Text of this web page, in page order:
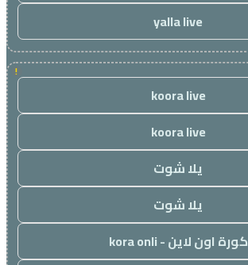
yalla live
!
koora live
koora live
يلا شوت
يلا شوت
كورة اون لاين - kora onli